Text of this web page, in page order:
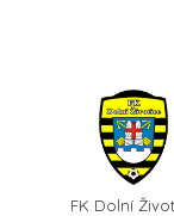
FK Dolní